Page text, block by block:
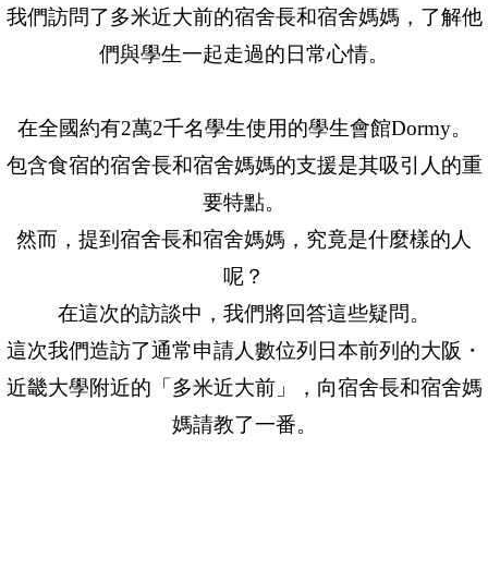
我們訪問了多米近大前的宿舍長和宿舍媽媽，了解他
們與學生一起走過的日常心情。
在全國約有2萬2千名學生使用的學生會館Dormy。
包含食宿的宿舍長和宿舍媽媽的支援是其吸引人的重
要特點。
然而，提到宿舍長和宿舍媽媽，究竟是什麼樣的人
呢？
在這次的訪談中，我們將回答這些疑問。
這次我們造訪了通常申請人數位列日本前列的大阪・
近畿大學附近的「多米近大前」，向宿舍長和宿舍媽
媽請教了一番。